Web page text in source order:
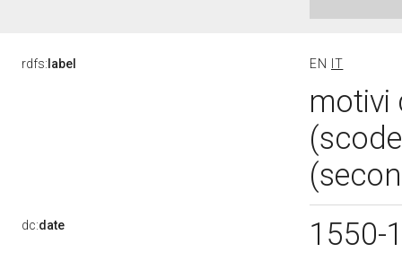
rdfs: label EN IT
motivi
dc:date 1550-